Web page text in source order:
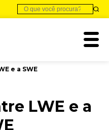
e a SWE
LWE e a